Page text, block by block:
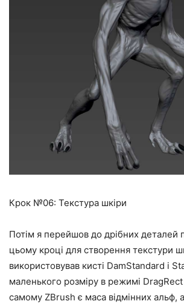
Крок №06: Текстура шкіри
Потім я перейшов до дрібних деталей
цьому кроці для створення текстури
використовував кисті DamStandard і
маленького розміру в режимі DragRect
самому ZBrush є маса відмінних альф,